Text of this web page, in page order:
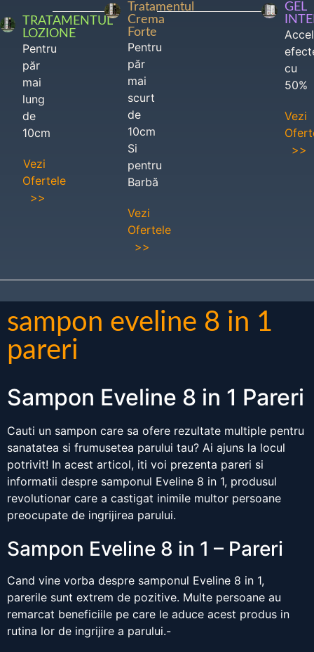
TRATAMENTUL
LOZIONE
Pentru
păr
mai
lung
de
10cm
Vezi
Ofertele
>>
Tratamentul
Crema
Forte
Pentru
păr
mai
scurt
de
10cm
Si
pentru
Barbă
Vezi
Ofertele
>>
GEL
cu
50%
Vezi
>>
sampon eveline 8 in 1
pareri
Sampon Eveline 8 in 1 Pareri
Cauti un sampon care sa ofere rezultate multiple pentru
sanatatea si frumusetea parului tau? Ai ajuns la locul
potrivit! In acest articol, iti voi prezenta pareri si
informatii despre samponul Eveline 8 in 1, produsul
revolutionar care a castigat inimile multor persoane
preocupate de ingrijirea parului.
Sampon Eveline 8 in 1 – Pareri
Cand vine vorba despre samponul Eveline 8 in 1,
parerile sunt extrem de pozitive. Multe persoane au
remarcat beneficiile pe care le aduce acest produs in
rutina lor de ingrijire a parului.-